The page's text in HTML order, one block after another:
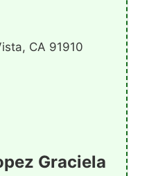
CA 91910
Graciela